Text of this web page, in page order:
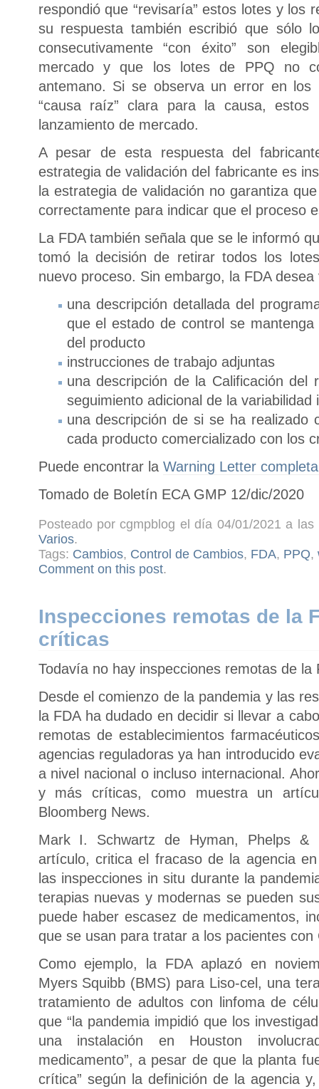
respondió que “revisaría” estos lotes y los
su respuesta también escribió que sólo
consecutivamente “con éxito” son
mercado y que los lotes de PPQ no
antemano. Si se observa un error en
“causa raíz” clara para la causa,
lanzamiento de mercado.
A pesar de esta respuesta del
estrategia de validación del fabricante es
la estrategia de validación no garantiza
correctamente para indicar que el proceso
La FDA también señala que se le informó
tomó la decisión de retirar todos los
nuevo proceso. Sin embargo, la FDA desea
una descripción detallada del
que el estado de control se
del producto
instrucciones de trabajo adjuntas
una descripción de la Calificación del
seguimiento adicional de la variabilidad
una descripción de si se ha realizado
cada producto comercializado con los
Puede encontrar la Warning Letter
Tomado de Boletín ECA GMP 12/dic/2020
Posteado por cgmpblog el día 04/01/2021 a
Varios.
Tags: Cambios, Control de Cambios, FDA, PPQ,
Comment on this post.
Inspecciones remotas de la
críticas
Todavía no hay inspecciones remotas de la
Desde el comienzo de la pandemia y las
la FDA ha dudado en decidir si llevar a
remotas de establecimientos
agencias reguladoras ya han introducido
a nivel nacional o incluso internacional.
y más críticas, como muestra un
Bloomberg News.
Mark I. Schwartz de Hyman, Phelps &
artículo, critica el fracaso de la agencia
las inspecciones in situ durante la
terapias nuevas y modernas se pueden
puede haber escasez de medicamentos,
que se usan para tratar a los pacientes con
Como ejemplo, la FDA aplazó en
Myers Squibb (BMS) para Liso-cel, una
tratamiento de adultos con linfoma de
que “la pandemia impidió que los
una instalación en Houston
medicamento”, a pesar de que la planta
crítica” según la definición de la agencia